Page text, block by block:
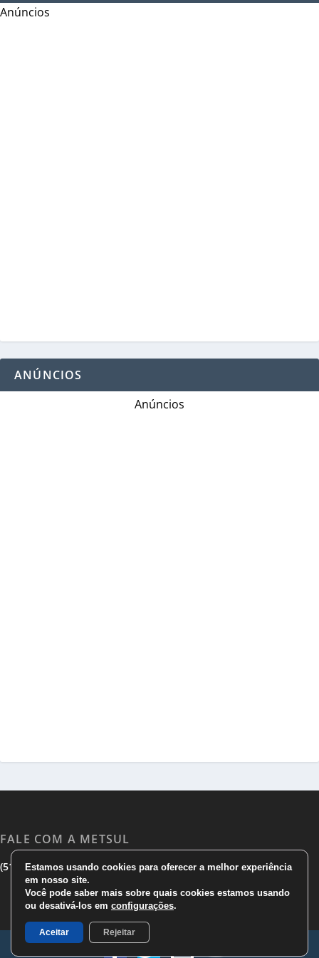
Anúncios
ANÚNCIOS
Anúncios
FALE COM A METSUL
(51) 3533 1983|(51)3785 7752|comercial@metsul.com
Estamos usando cookies para oferecer a melhor experiência
em nosso site.
Você pode saber mais sobre quais cookies estamos usando
ou desativá-los em configurações.
Aceitar Rejeitar